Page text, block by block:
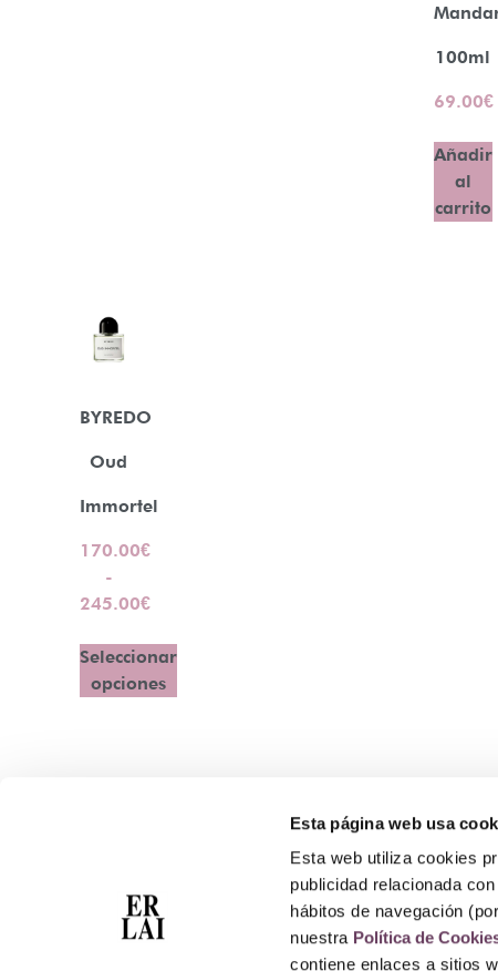
Esta página web usa
Esta web utiliza cookies
publicidad relacionada
hábitos de navegación
nuestra Política de
contiene enlaces a sitios
100ml
69.00€
Añadir
al
carrito
BYREDO
Oud
Immortel
170.00€
-
245.00€
Seleccionar
opciones
Atención Telefónica: 944 435 713
E-mail:perfumeriaerlai@erlai.es
Dirección: Rodríguez Arias nº29 48011 Bilbao.